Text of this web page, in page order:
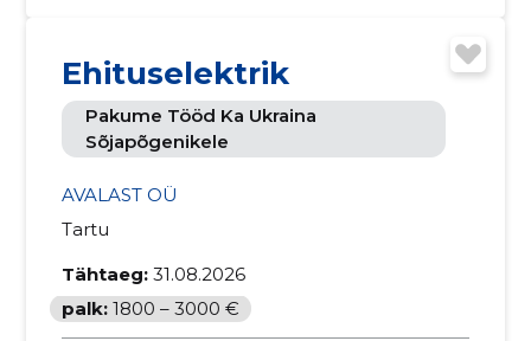
Ehituselektrik
Pakume Tööd Ka Ukraina
Sõjapõgenikele
AVALAST OÜ
Tartu
Tähtaeg: 31.08.2026
palk: 1800 – 3000 €